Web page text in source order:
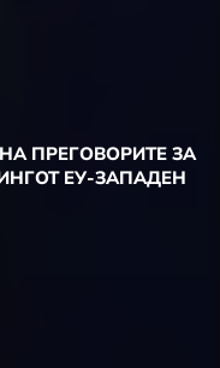
ПРЕГОВОРИТЕ ЗА
ЕУ-ЗАПАДЕН